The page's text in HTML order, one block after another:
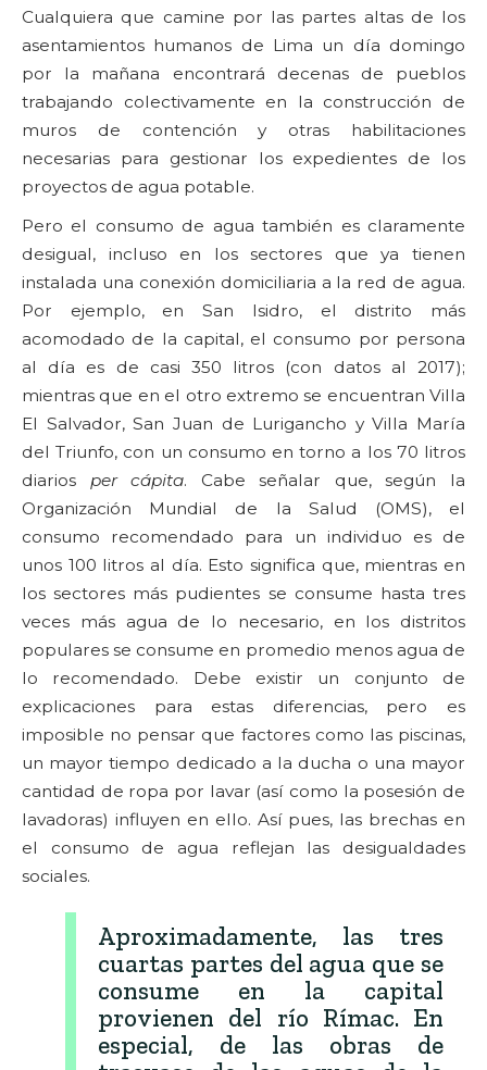
Cualquiera que camine por las partes altas de los
asentamientos humanos de Lima un día domingo
por la mañana encontrará decenas de pueblos
trabajando colectivamente en la construcción de
muros de contención y otras habilitaciones
necesarias para gestionar los expedientes de los
proyectos de agua potable.
Pero el consumo de agua también es claramente
desigual, incluso en los sectores que ya tienen
instalada una conexión domiciliaria a la red de agua.
Por ejemplo, en San Isidro, el distrito más
acomodado de la capital, el consumo por persona
al día es de casi 350 litros (con datos al 2017);
mientras que en el otro extremo se encuentran Villa
El Salvador, San Juan de Lurigancho y Villa María
del Triunfo, con un consumo en torno a los 70 litros
diarios per cápita. Cabe señalar que, según la
Organización Mundial de la Salud (OMS), el
consumo recomendado para un individuo es de
unos 100 litros al día. Esto significa que, mientras en
los sectores más pudientes se consume hasta tres
veces más agua de lo necesario, en los distritos
populares se consume en promedio menos agua de
lo recomendado. Debe existir un conjunto de
explicaciones para estas diferencias, pero es
imposible no pensar que factores como las piscinas,
un mayor tiempo dedicado a la ducha o una mayor
cantidad de ropa por lavar (así como la posesión de
lavadoras) influyen en ello. Así pues, las brechas en
el consumo de agua reflejan las desigualdades
sociales.
Aproximadamente, las tres
cuartas partes del agua que se
consume en la capital
provienen del río Rímac. En
especial, de las obras de